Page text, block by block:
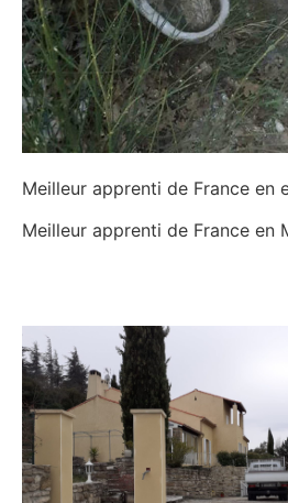
Meilleur apprenti de France en
Meilleur apprenti de France en